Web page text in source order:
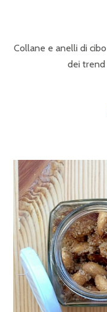
Collane e anelli di
dei trend